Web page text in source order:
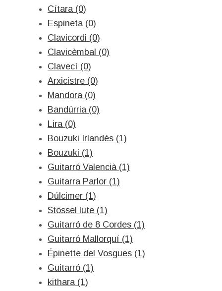
Cítara (0)
Espineta (0)
Clavicordi (0)
Clavicèmbal (0)
Clavecí (0)
Arxicistre (0)
Mandora (0)
Bandúrria (0)
Lira (0)
Bouzuki Irlandés (1)
Bouzuki (1)
Guitarró Valencià (1)
Guitarra Parlor (1)
Dúlcimer (1)
Stössel lute (1)
Guitarró de 8 Cordes (1)
Guitarró Mallorquí (1)
Épinette del Vosgues (1)
Guitarró (1)
kithara (1)